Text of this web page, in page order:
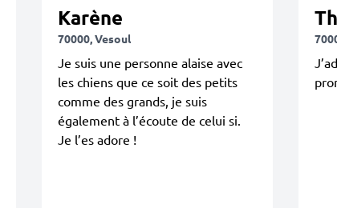
Karène
70000, Vesoul
Je suis une personne alaise avec
les chiens que ce soit des petits
comme des grands, je suis
également à l’écoute de celui si.
Je l’es adore !